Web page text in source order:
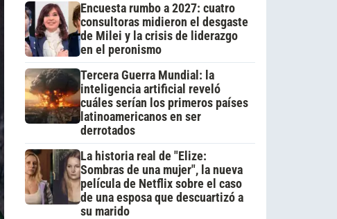
Encuesta rumbo a 2027: cuatro
consultoras midieron el desgaste
de Milei y la crisis de liderazgo
en el peronismo
Tercera Guerra Mundial: la
inteligencia artificial reveló
cuáles serían los primeros países
latinoamericanos en ser
derrotados
La historia real de "Elize:
Sombras de una mujer", la nueva
película de Netflix sobre el caso
de una esposa que descuartizó a
su marido